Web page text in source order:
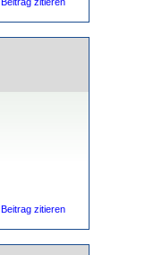
Beitrag zitieren